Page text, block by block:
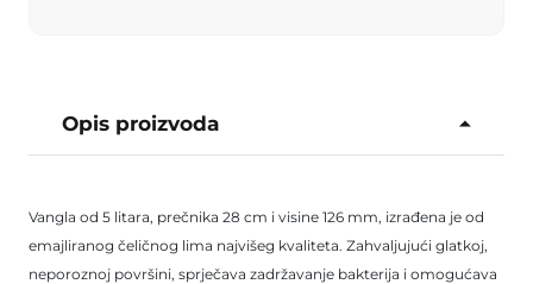
Opis proizvoda
Vangla od 5 litara, prečnika 28 cm i visine 126 mm, izrađena je od
emajliranog čeličnog lima najvišeg kvaliteta. Zahvaljujući glatkoj,
neporoznoj površini, sprječava zadržavanje bakterija i omogućava